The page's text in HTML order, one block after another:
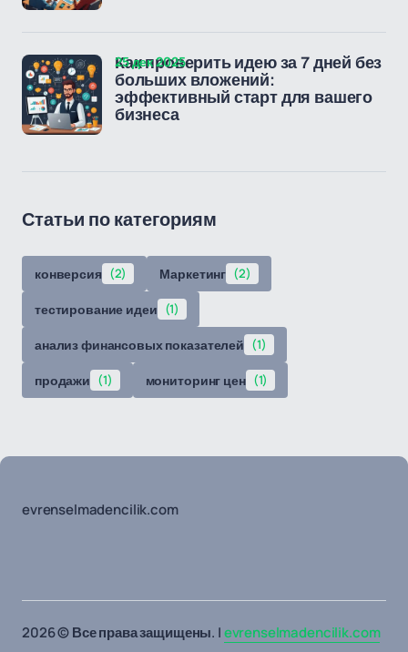
Как проверить идею за 7 дней без
больших вложений:
эффективный старт для вашего
бизнеса
25 дек 2025
Статьи по категориям
конверсия (2) Маркетинг (2)
тестирование идеи (1)
анализ финансовых показателей (1)
продажи (1) мониторинг цен (1)
evrenselmadencilik.com
2026 © Все права защищены. |evrenselmadencilik.com